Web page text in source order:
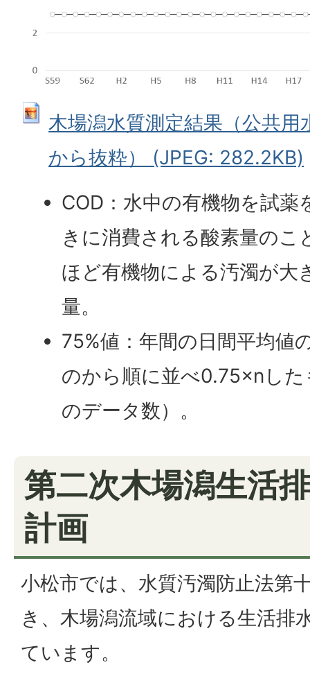
木場潟水質測定結果（公共用
から抜粋） (JPEG: 282.2KB)
COD：水中の有機物を試
きに消費される酸素量のこ
ほど有機物による汚濁が大
量。
75%値：年間の日間平均値
のから順に並べ0.75×nし
のデータ数）。
第二次木場潟生活
計画
小松市では、水質汚濁防止法第
き、木場潟流域における生活排
ています。